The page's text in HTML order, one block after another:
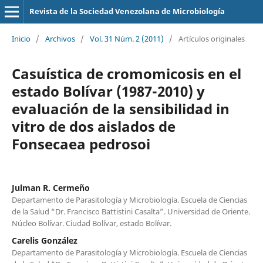
Revista de la Sociedad Venezolana de Microbiología
Inicio / Archivos / Vol. 31 Núm. 2 (2011) / Artículos originales
Casuística de cromomicosis en el
estado Bolívar (1987-2010) y
evaluación de la sensibilidad in
vitro de dos aislados de
Fonsecaea pedrosoi
Julman R. Cermeño
Departamento de Parasitología y Microbiología. Escuela de Ciencias
de la Salud “Dr. Francisco Battistini Casalta”. Universidad de Oriente.
Núcleo Bolívar. Ciudad Bolívar, estado Bolívar.
Carelis González
Departamento de Parasitología y Microbiología. Escuela de Ciencias